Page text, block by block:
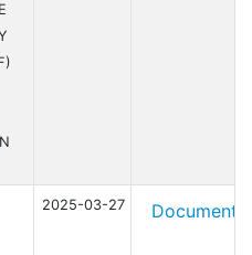
2025-03-27